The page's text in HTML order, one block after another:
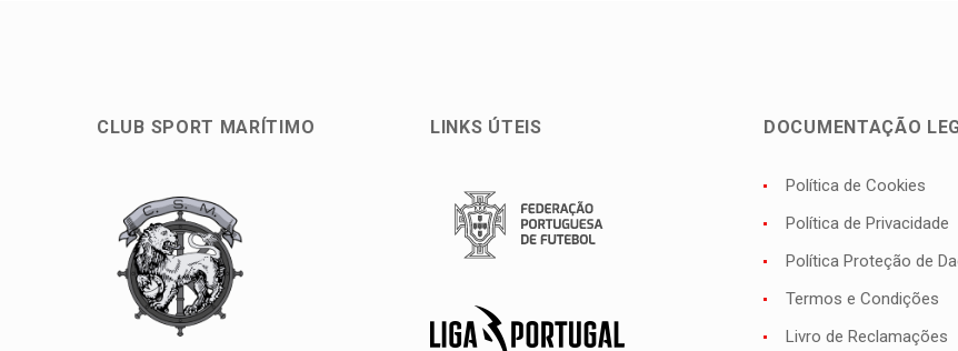
CLUB SPORT MARÍTIMO LINKS ÚTEIS DOCUMENTAÇÃO
Política de Cookies
Política de Privacidade
Política Proteção de
Termos e Condições
Livro de Reclamações